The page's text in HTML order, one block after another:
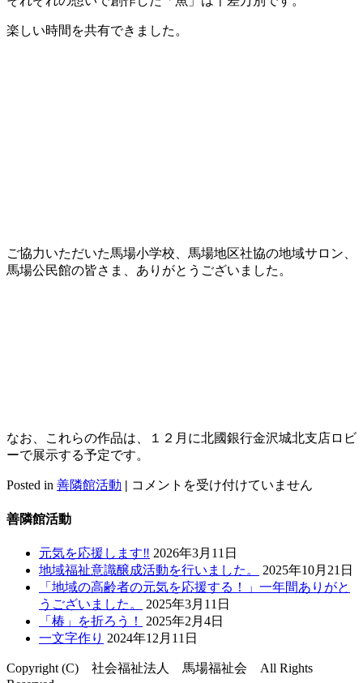
楽しい時間を共有できました。
ご協力いただいた馬場小学校、馬場地区社協の地域サロン、
馬場公民館の皆さま、ありがとうございました。
なお、これらの作品は、１２月に北國銀行金沢城北支店ロビ
ーで展示する予定です。
Posted in 善隣館活動 | 「介
の
交
流
業
を
催
コメントを受け付けていません
善隣館活動
元気を応援します‼ 2026年3月11日
地域福祉意識醸成活動を行いました。
2025年10月21日
「地域の高齢者の元気を応援する！」一年間ありがと
うございました。
2025年3月11日
「椿」を折ろう！
2025年2月4日
一文字作り 2024年12月11日
Copyright (C) 社会福祉法人 馬場福祉会 All Rights